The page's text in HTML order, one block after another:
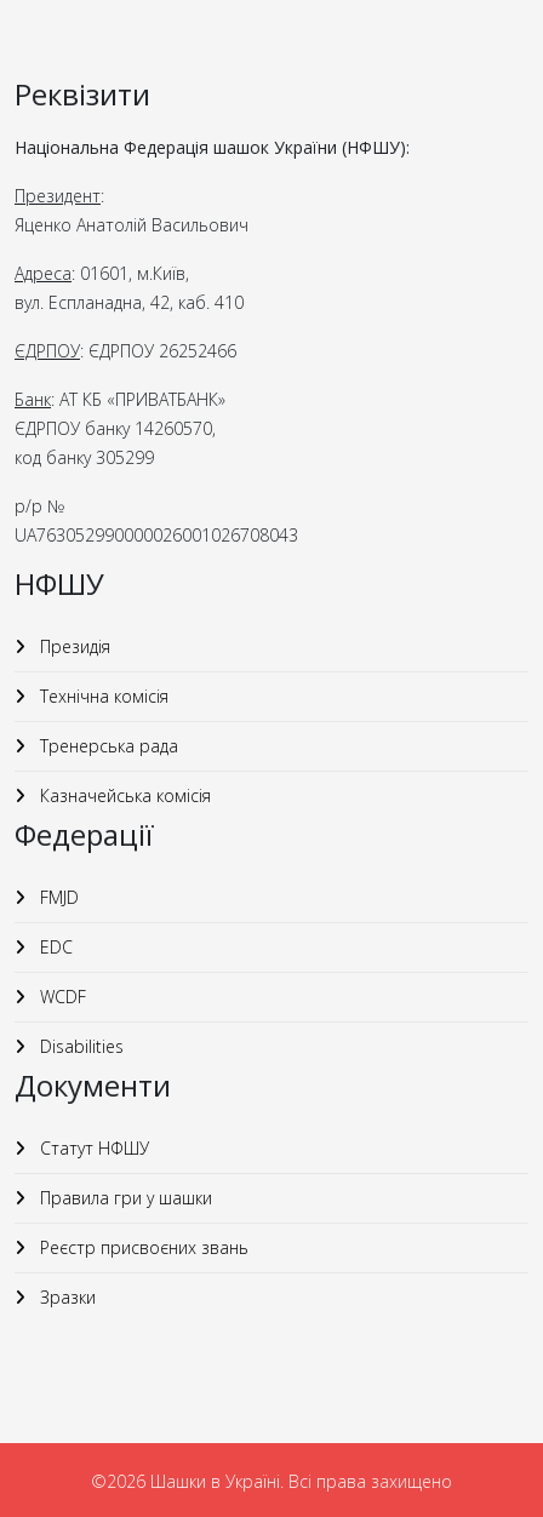
Реквізити
Національна Федерація шашок України (НФШУ):
Президент:
Яценко Анатолій Васильович
Адреса: 01601, м.Київ,
вул. Еспланадна, 42, каб. 410
ЄДРПОУ: ЄДРПОУ 26252466
Банк: АТ КБ «ПРИВАТБАНК»
ЄДРПОУ банку 14260570,
код банку 305299
р/р №
UA763052990000026001026708043
НФШУ
Президія
Технічна комісія
Тренерська рада
Казначейська комісія
Федерації
FMJD
EDC
WCDF
Disabilities
Документи
Статут НФШУ
Правила гри у шашки
Реєстр присвоєних звань
Зразки
©2026 Шашки в Україні. Всі права захищено